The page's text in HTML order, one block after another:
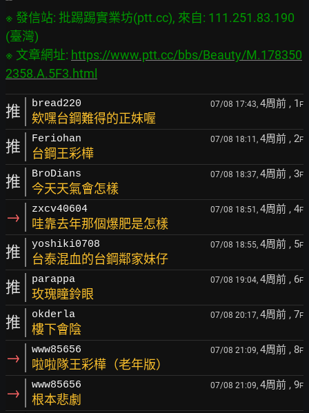
※ 發信站: 批踢踢實業坊(ptt.cc), 來自: 111.251.83.190
(臺灣)
※ 文章網址: https://www.ptt.cc/bbs/Beauty/M.178350
2358.A.5F3.html
推 bread220 07/08 17:43, 4周前 , 1 F
欸嘿台鋼難得的正妹喔
推 Feriohan 07/08 18:11, 4周前 , 2F
台鋼王彩樺
推 BroDians 07/08 18:37, 4周前 , 3F
今天天氣會怎樣
→ zxcv40604 07/08 18:51, 4周前 , 4F
哇靠去年那個爆肥是怎樣
推 yoshiki0708 07/08 18:55, 4周前 , 5F
台泰混血的台鋼鄰家妹仔
推 parappa 07/08 19:04, 4周前 , 6F
玫瑰瞳鈴眼
推 okderla 07/08 20:17, 4周前 , 7F
樓下會陰
→ www85656 07/08 21:09, 4周前 , 8F
啦啦隊王彩樺（老年版）
→ www85656 07/08 21:09, 4周前 , 9F
根本悲劇